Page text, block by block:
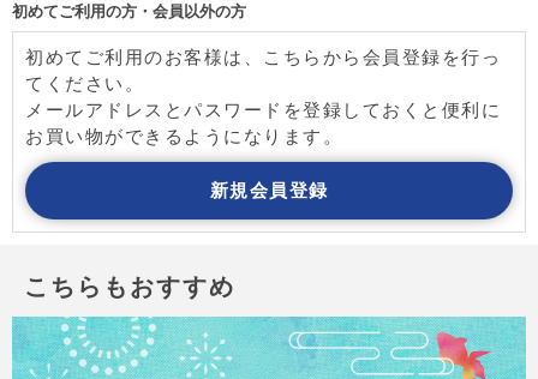
初めてご利用の方・会員以外の方
初めてご利用のお客様は、こちらから会員登録を行っ
てください。
メールアドレスとパスワードを登録しておくと便利に
お買い物ができるようになります。
こちらもおすすめ